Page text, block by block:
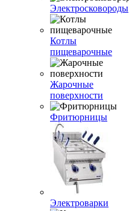
Электросковороды
Котлы
пищеварочные
Жарочные
поверхности
Фритюрницы
Электроварки